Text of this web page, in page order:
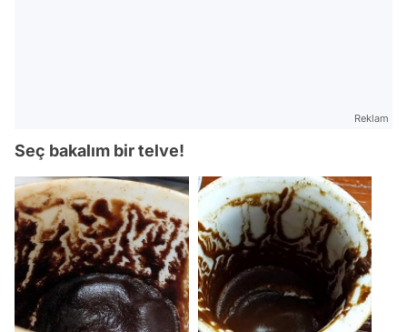
Reklam
Seç bakalım bir telve!